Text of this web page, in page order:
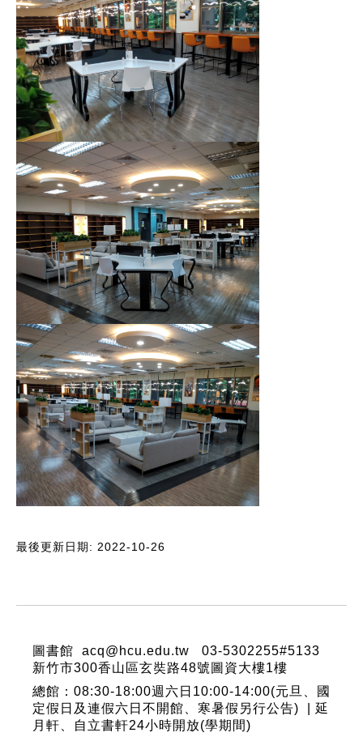
最後更新日期: 2022-10-26
圖書館 acq@hcu.edu.tw 03-5302255#5133
新竹市300香山區玄奘路48號圖資大樓1樓
總館：08:30-18:00週六日10:00-14:00(元旦、國
定假日及連假六日不開館、寒暑假另行公告) | 延
月軒、自立書軒24小時開放(學期間)